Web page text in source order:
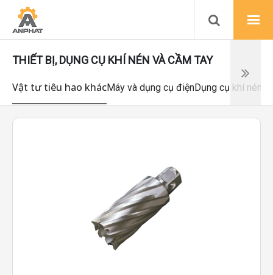
THIẾT BỊ, DỤNG CỤ KHÍ NÉN VÀ CẦM TAY
Vật tư tiêu hao khácMáy và dụng cụ điệnDụng cụ khí nén